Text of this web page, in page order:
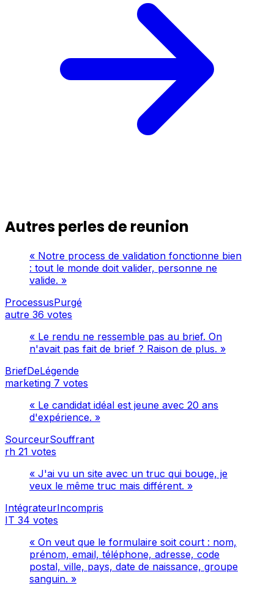
Autres perles de reunion
« Notre process de validation fonctionne bien
: tout le monde doit valider, personne ne
valide. »
ProcessusPurgé
autre 36 votes
« Le rendu ne ressemble pas au brief. On
n'avait pas fait de brief ? Raison de plus. »
BriefDeLégende
marketing 7 votes
« Le candidat idéal est jeune avec 20 ans
d'expérience. »
SourceurSouffrant
rh 21 votes
« J'ai vu un site avec un truc qui bouge, je
veux le même truc mais différent. »
IntégrateurIncompris
IT 34 votes
« On veut que le formulaire soit court : nom,
prénom, email, téléphone, adresse, code
postal, ville, pays, date de naissance, groupe
sanguin. »